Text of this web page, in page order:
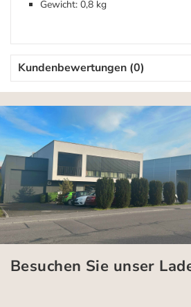
Gewicht: 0,8 kg
Kundenbewertungen (0)
Besuchen Sie unser